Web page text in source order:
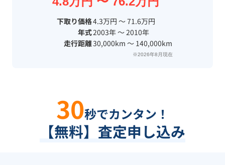
下取り価格4.3万円 〜 71.6万円
年式2003年 〜 2010年
走行距離30,000km 〜 140,000km
※2026年8月現在
30秒でカンタン！
【無料】査定申し込み